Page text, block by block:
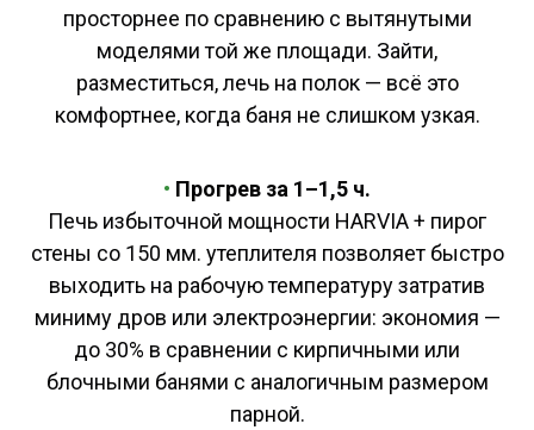
просторнее по сравнению с вытянутыми
моделями той же площади. Зайти,
разместиться, лечь на полок — всё это
комфортнее, когда баня не слишком узкая.
• Прогрев за 1–1,5 ч.
Печь избыточной мощности HARVIA + пирог
стены со 150 мм. утеплителя позволяет быстро
выходить на рабочую температуру затратив
миниму дров или электроэнергии: экономия —
до 30% в сравнении с кирпичными или
блочными банями с аналогичным размером
парной.